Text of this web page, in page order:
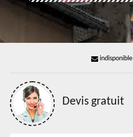
indisponible
Devis gratuit